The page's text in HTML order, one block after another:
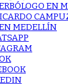
EN
MEDELLÍN